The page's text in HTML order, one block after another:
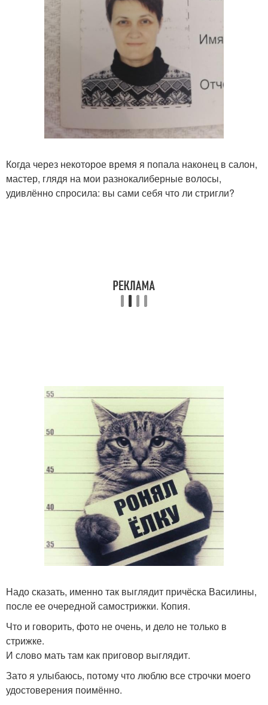
Когда через некоторое время я попала наконец в салон,
мастер, глядя на мои разнокалиберные волосы,
удивлённо спросила: вы сами себя что ли стригли?
Надо сказать, именно так выглядит причёска Василины,
после ее очередной самострижки. Копия.
Что и говорить, фото не очень, и дело не только в
стрижке.
И слово мать там как приговор выглядит.
Зато я улыбаюсь, потому что люблю все строчки моего
удостоверения поимённо.